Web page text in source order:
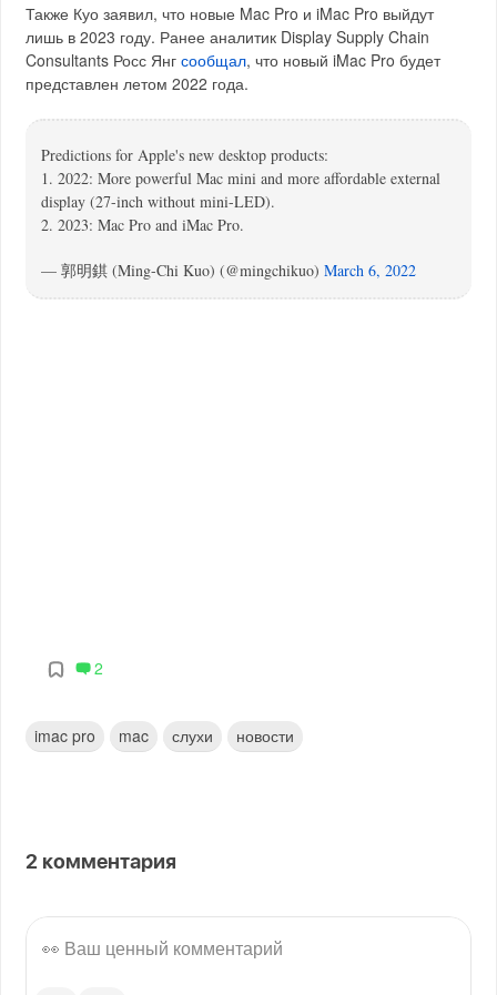
Также Куо заявил, что новые Mac Pro и iMac Pro выйдут
лишь в 2023 году. Ранее аналитик Display Supply Chain
Consultants Росс Янгсообщал, что новый iMac Pro будет
представлен летом 2022 года.
Predictions for Apple's new desktop products:
1. 2022: More powerful Mac mini and more affordable external
display (27-inch without mini-LED).
2. 2023: Mac Pro and iMac Pro.
— 郭明錤 (Ming-Chi Kuo) (@mingchikuo)March 6, 2022
2
imac pro mac слухи новости
2 комментария